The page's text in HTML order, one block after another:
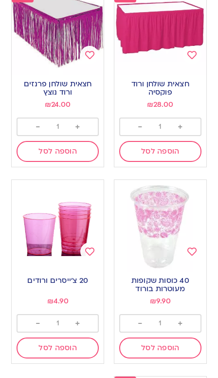
חצאית שולחן ורוד
פוקסיה
₪28.00
+
-
הוספה לסל
wishlist
חצאית שולחן פרנזים
ורוד נוצץ
₪24.00
+
-
הוספה לסל
wishlist
40 כוסות שקופות
מעוטרות בורוד
₪9.90
+
-
הוספה לסל
20 צ׳ייסרים ורודים
₪4.90
+
-
הוספה לסל